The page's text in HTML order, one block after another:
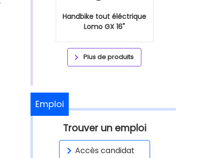
Handbike tout éléctrique
Lomo GX 16"
Plus de produits
Emploi
Trouver un emploi
Accès candidat